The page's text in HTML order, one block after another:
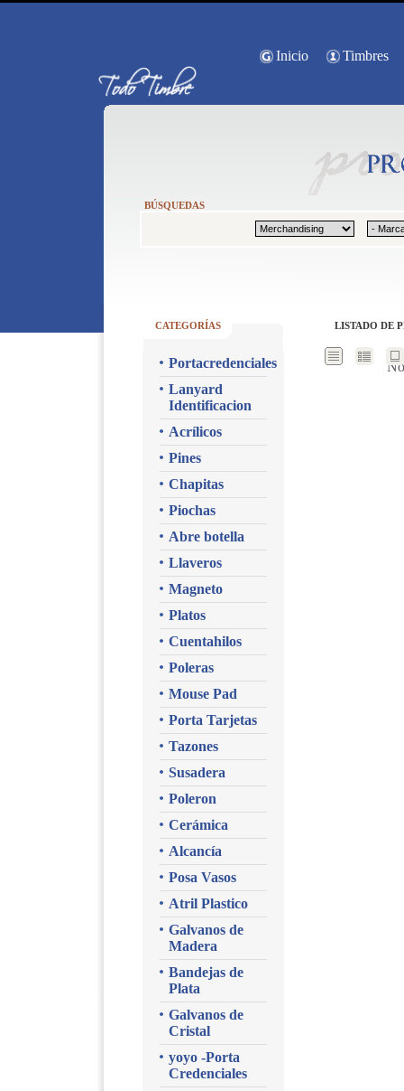
Inicio Timbres
BÚSQUEDAS
CATEGORÍAS
Portacredenciales
Lanyard
Identificacion
Acrílicos
Pines
Chapitas
Piochas
Abre botella
Llaveros
Magneto
Platos
Cuentahilos
Poleras
Mouse Pad
Porta Tarjetas
Tazones
Susadera
Poleron
Cerámica
Alcancía
Posa Vasos
Atril Plastico
Galvanos de
Madera
Bandejas de
Plata
Galvanos de
Cristal
yoyo -Porta
Credenciales
LISTADO DE